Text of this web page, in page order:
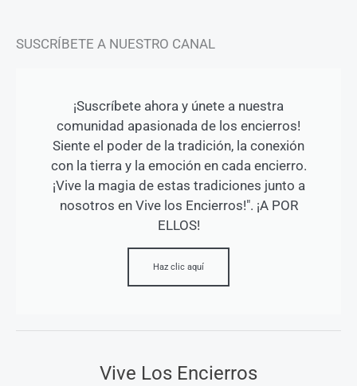
SUSCRÍBETE A NUESTRO CANAL
¡Suscríbete ahora y únete a nuestra
comunidad apasionada de los encierros!
Siente el poder de la tradición, la conexión
con la tierra y la emoción en cada encierro.
¡Vive la magia de estas tradiciones junto a
nosotros en Vive los Encierros!". ¡A POR
ELLOS!
Haz clic aquí
Vive Los Encierros